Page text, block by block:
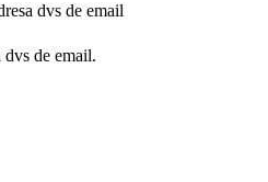
dvs de email
de email.